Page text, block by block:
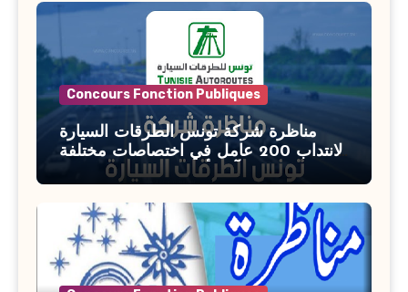
Concours Fonction Publiques
مناظرة شركة تونس الطرقات السيارة
لانتداب 200 عامل في اختصاصات مختلفة
آخر أجل : 21 جويلية 2026